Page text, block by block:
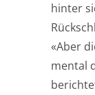
hinter
«Aber
mental